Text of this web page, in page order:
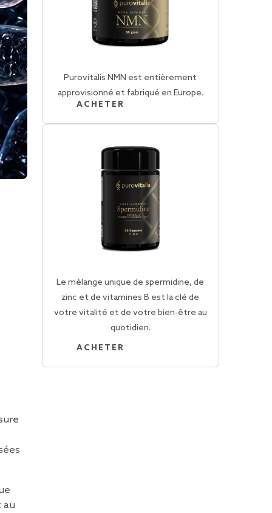
au
Purovitalis NMN est entièrement
approvisionné et fabriqué en Europe.
ACHETER
Le mélange unique de spermidine, de
zinc et de vitamines B est la clé de
votre vitalité et de votre bien-être au
quotidien.
ACHETER